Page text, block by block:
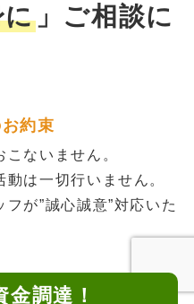
に」ご相談に
約束
ないません。
は一切行いません。
が”誠心誠意”対応いた
調達！